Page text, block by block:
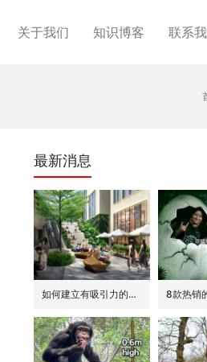
关于我们 知识博客 联系
最新消息
如何建立有吸引力的商场外围(恐龙或流行主题)